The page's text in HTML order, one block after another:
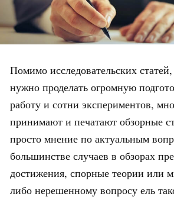
Помимо исследовательских
нужно проделать огромную
работу и сотни экспериментов,
принимают и печатают обзорные
просто мнение по актуальным
большинстве случаев в обзорах
достижения, спорные теории или
либо нерешенному вопросу ель